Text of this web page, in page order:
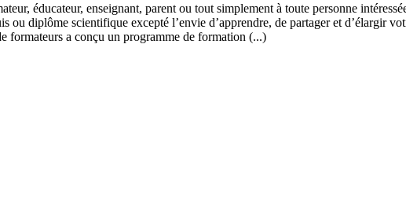
éducateur, enseignant, parent ou tout simplement à toute personne
ou diplôme scientifique excepté l’envie d’apprendre, de partager et d’élargir
formateurs a conçu un programme de formation (...)